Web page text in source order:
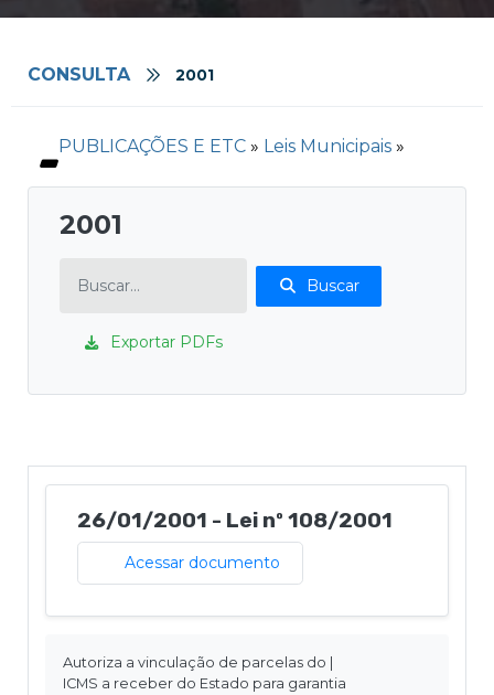
CONSULTA 2001
PUBLICAÇÕES E ETC » Leis Municipais »
2001
Buscar
Exportar PDFs
26/01/2001 - Lei nº 108/2001
Acessar documento
Autoriza a vinculação de parcelas do |
ICMS a receber do Estado para garantia